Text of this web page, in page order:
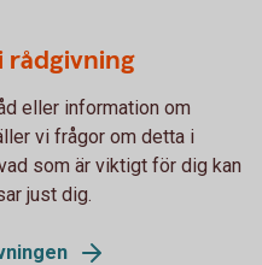
rådgivning
eller information om
vi frågor om detta i
som är viktigt för dig kan
just dig.